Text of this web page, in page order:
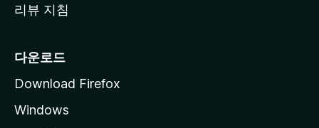
리뷰 지침
다운로드
Download Firefox
Windows